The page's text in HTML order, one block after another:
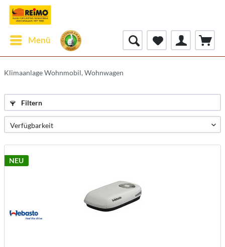
Menü
Klimaanlage Wohnmobil, Wohnwagen
Filtern
NEU